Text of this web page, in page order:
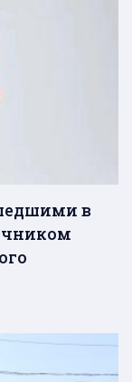
в